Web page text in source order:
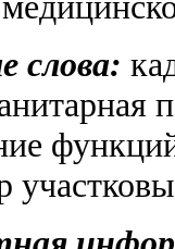
слова: